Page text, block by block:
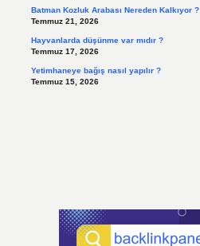
Batman Kozluk Arabası Nereden Kalkıyor ?
Temmuz 21, 2026
Hayvanlarda düşünme var mıdır ?
Temmuz 17, 2026
Yetimhaneye bağış nasıl yapılır ?
Temmuz 15, 2026